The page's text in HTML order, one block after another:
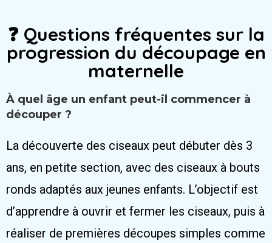
❓ Questions fréquentes sur la
progression du découpage en
maternelle
À quel âge un enfant peut-il commencer à
découper ?
La découverte des ciseaux peut débuter dès 3
ans, en petite section, avec des ciseaux à bouts
ronds adaptés aux jeunes enfants. L’objectif est
d’apprendre à ouvrir et fermer les ciseaux, puis à
réaliser de premières découpes simples comme